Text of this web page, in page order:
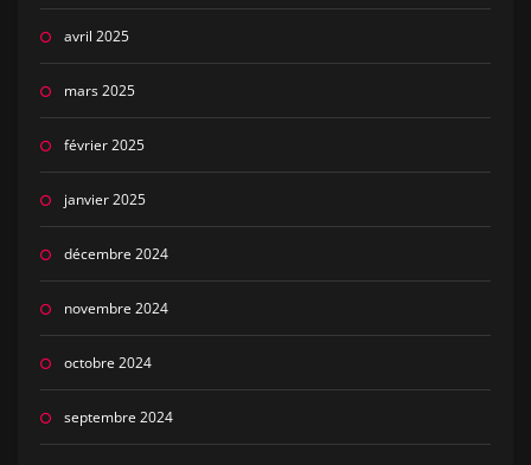
avril 2025
mars 2025
février 2025
janvier 2025
décembre 2024
novembre 2024
octobre 2024
septembre 2024